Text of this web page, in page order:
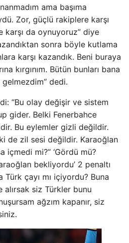
ama başıma
Zor, güçlü rakiplere karşı
karşı da oynuyoruz” diye
sonra böyle kutlama
karşı kazandık. Beni buraya
kırgınım. Bütün bunları bana
gelmezdim” dedi.
“Bu olay değişir ve sistem
gider. Belki Fenerbahce
Bu eylemler gizli değildir.
de zil sesi değildir. Karaoğlan
içmedi mi?” ‘Gördü mü?
bekliyordu’ 2 penaltı
çayı mı içiyordu? Buna
siz Türkler bunu
ağzım kapanır, siz